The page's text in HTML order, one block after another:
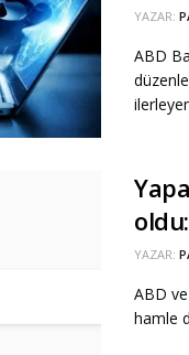
YAZAR:
ABD
YAZAR:
ABD
hamle